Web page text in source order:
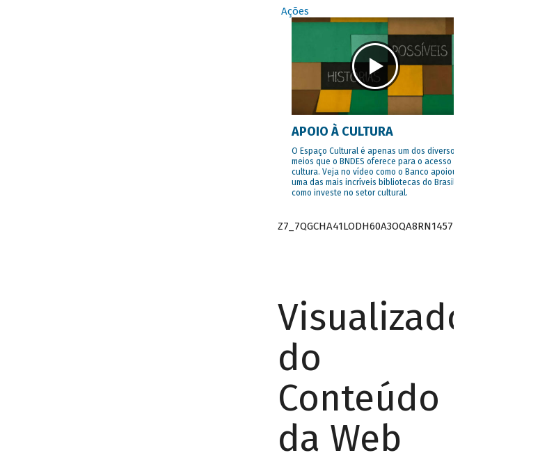
Ações
APOIO À CULTURA
O Espaço Cultural é apenas um dos diversos
meios que o BNDES oferece para o acesso à
cultura. Veja no vídeo como o Banco apoiou
uma das mais incríveis bibliotecas do Brasil e
como investe no setor cultural.
Z7_7QGCHA41LODH60A3OQA8RN1457
Visualizador
do
Conteúdo
da Web